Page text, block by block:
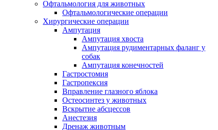
Офтальмология для животных
Офтальмологические операции
Хирургические операции
Ампутация
Ампутация хвоста
Ампутация рудиментарных фаланг у
собак
Ампутация конечностей
Гастростомия
Гастропексия
Вправление глазного яблока
Остеосинтез у животных
Вскрытие абсцессов
Анестезия
Дренаж животным